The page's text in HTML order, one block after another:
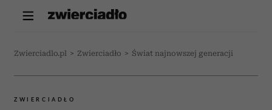
Zwierciadlo.pl > Zwierciadło > Świat najnowszej generacji
ZWIERCIADŁO